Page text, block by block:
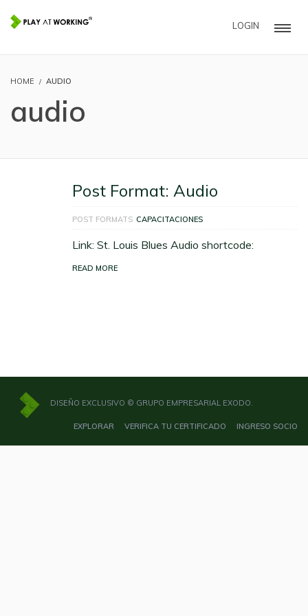
LOGIN
HOME AUDIO
audio
Post Format: Audio
POST FORMATS CAPACITACIONES
Link: St. Louis Blues Audio shortcode:
READ MORE
DISEÑO EXCLUSIVO © GRUPO EMPRESARIAL EXODO.
EXPLORAR VERIFICA TU CERTIFICADO INGRESO SOCIO